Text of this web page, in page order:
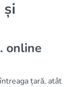
online
țară, atât